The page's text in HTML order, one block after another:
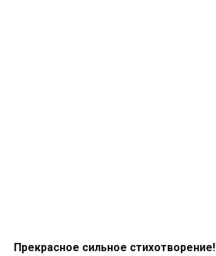
Прекрасное сильное стихотворение!